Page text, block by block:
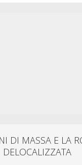
DI MASSA E LA
DELOCALIZZATA